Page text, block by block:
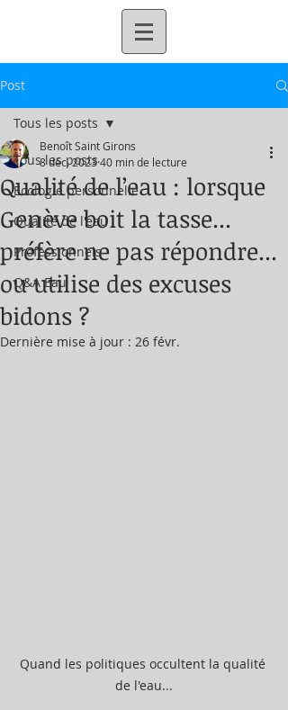
Post
Tous les posts
Ecologie personnelle
Qualité de l'eau
Professionnels
Q&A Eau
Tous les posts
Qualité de l’eau : lorsque
Genève boit la tasse...
préfère ne pas répondre...
ou utilise des excuses
bidons ?
Benoît Saint Girons
8 déc. 202340 min de lecture
Dernière mise à jour : 26 févr.
Quand les politiques occultent la qualité
de l'eau...